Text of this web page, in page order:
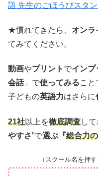
語 先生のごほうびスタ
★慣れてきたら、 オンラ
てみてください。
動画やプリント でインプ
会話」で使ってみること
子どもの英語力はさらに
21社以上を徹底調査し
やすさ”で選ぶ『総合力
↓スクール名を押